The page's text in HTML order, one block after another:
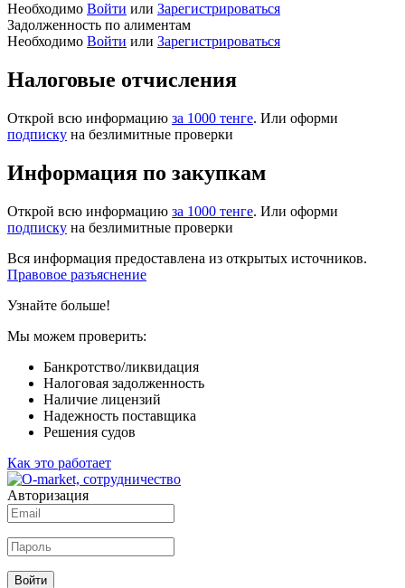
Необходимо Войти или Зарегистрироваться
Задолженность по алиментам
Необходимо Войти или Зарегистрироваться
Налоговые отчисления
Открой всю информацию за 1000 тенге. Или оформи
подписку на безлимитные проверки
Информация по закупкам
Открой всю информацию за 1000 тенге. Или оформи
подписку на безлимитные проверки
Вся информация предоставлена из открытых источников.
Правовое разъяснение
Узнайте больше!
Мы можем проверить:
Банкротство/ликвидация
Налоговая задолженность
Наличие лицензий
Надежность поставщика
Решения судов
Как это работает
Авторизация
Войти